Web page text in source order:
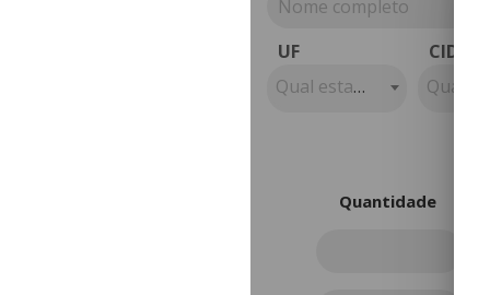
UF
Qual estado?
CIDADE
Qual é
Quantidade